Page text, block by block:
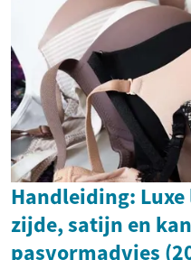
Handleiding:
zijde, satijn en
pasvormadvies